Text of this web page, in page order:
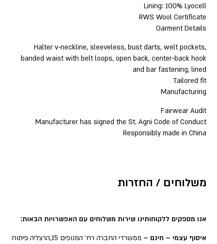
Lining: 100% Lyocell
RWS Wool Certificate
Garment Details
Halter v-neckline, sleeveless, bust darts, welt pockets,
banded waist with belt loops, open back, center-back hook
and bar fastening, lined
Tailored fit
Manufacturing
Fairwear Audit
Manufacturer has signed the St. Agni Code of Conduct
Responsibly made in China
משלוחים / החזרות
אנו מספקים ללקוחותינו שירות משלוחים עם האפשרויות הבאות:
איסוף עצמי – חינם –
ממשרדי החברה רח׳ המנופים 15,הרצליה פיתוח